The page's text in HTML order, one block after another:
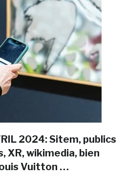
2024: Sitem, publics
XR, wikimedia, bien
Vuitton …